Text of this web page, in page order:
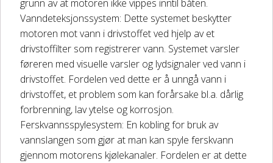
grunn av at motoren ikke vippes inntil båten.
Vanndeteksjonssystem: Dette systemet beskytter
motoren mot vann i drivstoffet ved hjelp av et
drivstoffilter som registrerer vann. Systemet varsler
føreren med visuelle varsler og lydsignaler ved vann i
drivstoffet. Fordelen ved dette er å unngå vann i
drivstoffet, et problem som kan forårsake bl.a. dårlig
forbrenning, lav ytelse og korrosjon.
Ferskvannsspylesystem: En kobling for bruk av
vannslangen som gjør at man kan spyle ferskvann
gjennom motorens kjølekanaler. Fordelen er at dette